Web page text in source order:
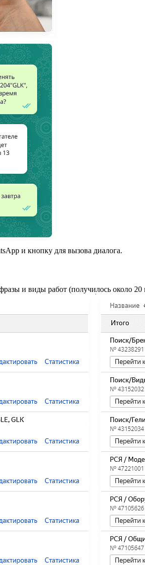
и кнопку для вызова диалога.
и виды работ (получилось около